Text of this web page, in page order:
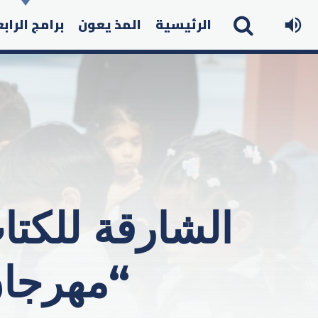
الرئيسية المذ يعون برامج